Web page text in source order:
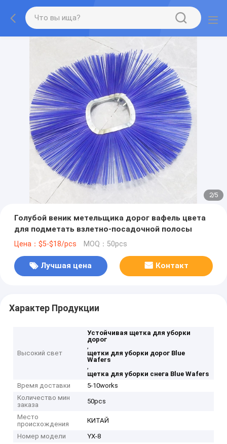
2/5
Голубой веник метельщика дорог вафель цвета
для подметать взлетно-посадочной полосы
Цена：$5-$18/pcs MOQ：50pcs
Лучшая цена Контакт
Характер Продукции
Высокий свет
Устойчивая щетка для уборки
дорог
,
щетки для уборки дорог Blue
Wafers
,
щетка для уборки снега Blue Wafers
Время доставки
5-10works
Количество мин
заказа
50pcs
Место
происхождения
КИТАЙ
Номер модели
YX-8